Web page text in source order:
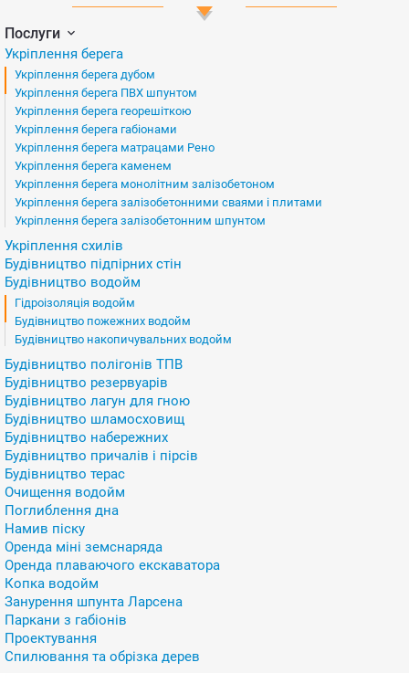
Послуги
Укріплення берега
Укріплення берега дубом
Укріплення берега ПВХ шпунтом
Укріплення берега георешіткою
Укріплення берега габіонами
Укріплення берега матрацами Рено
Укріплення берега каменем
Укріплення берега монолітним залізобетоном
Укріплення берега залізобетонними сваями і плитами
Укріплення берега залізобетонним шпунтом
Укріплення схилів
Будівництво підпірних стін
Будівництво водойм
Гідроізоляція водойм
Будівництво пожежних водойм
Будівництво накопичувальних водойм
Будівництво полігонів ТПВ
Будівництво резервуарів
Будівництво лагун для гною
Будівництво шламосховищ
Будівництво набережних
Будівництво причалів і пірсів
Будівництво терас
Очищення водойм
Поглиблення дна
Намив піску
Оренда міні земснаряда
Оренда плаваючого екскаватора
Копка водойм
Занурення шпунта Ларсена
Паркани з габіонів
Проектування
Спилювання та обрізка дерев